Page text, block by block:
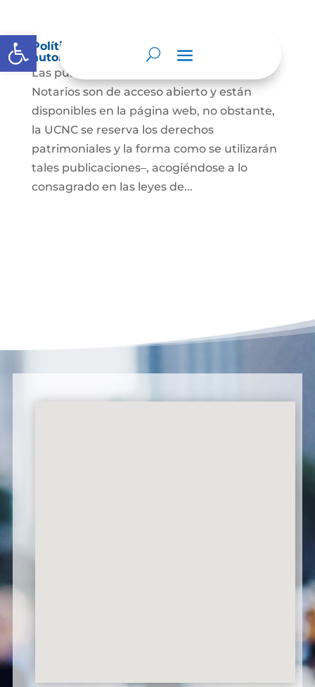
Abrir barra de herramientas
Política de derechos de autor y/o
autorización de uso sobre los contenidos
Las publicaciones de la UCNC y de los
Notarios son de acceso abierto y están
disponibles en la página web, no obstante,
la UCNC se reserva los derechos
patrimoniales y la forma como se utilizarán
tales publicaciones–, acogiéndose a lo
consagrado en las leyes de...